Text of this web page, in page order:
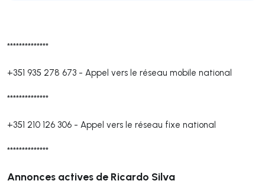
**************
+351 935 278 673 - Appel vers le réseau mobile national
**************
+351 210 126 306 - Appel vers le réseau fixe national
**************
Annonces actives de Ricardo Silva